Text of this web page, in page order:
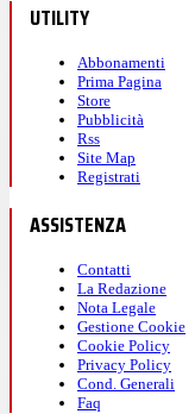
UTILITY
Abbonamenti
Prima Pagina
Store
Pubblicità
Rss
Site Map
Registrati
ASSISTENZA
Contatti
La Redazione
Nota Legale
Gestione Cookie
Cookie Policy
Privacy Policy
Cond. Generali
Faq